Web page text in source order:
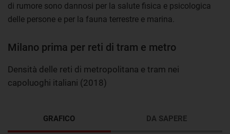
di rumore sono dannosi per la salute fisica e psicologica
delle persone e per la fauna terrestre e marina.
Milano prima per reti di tram e metro
Densità delle reti di metropolitana e tram nei
capoluoghi italiani (2018)
GRAFICO DA SAPERE